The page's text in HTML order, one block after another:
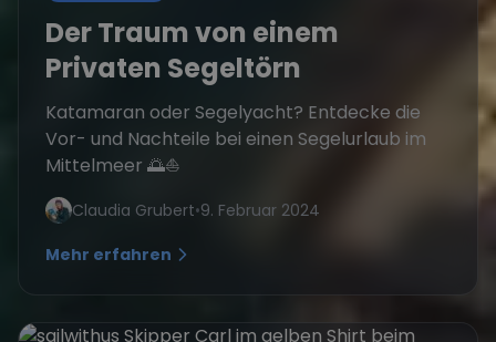
Der Traum von einem
Privaten Segeltörn
Katamaran oder Segelyacht? Entdecke die
Vor- und Nachteile bei einen Segelurlaub im
Mittelmeer 🌅⛵
Claudia Grubert•9. Februar 2024
Mehr erfahren